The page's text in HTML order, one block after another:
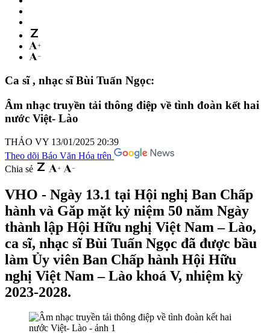
Ca sĩ , nhạc sĩ Bùi Tuấn Ngọc:
Âm nhạc truyền tải thông điệp về tình đoàn kết hai
nước Việt- Lào
THẢO VY 13/01/2025 20:39
Theo dõi Báo Văn Hóa trên
Chia sẻ
VHO - Ngày 13.1 tại Hội nghị Ban Chấp
hành và Găp mặt kỷ niệm 50 năm Ngày
thành lập Hội Hữu nghị Việt Nam – Lào,
ca sĩ, nhạc sĩ Bùi Tuấn Ngọc đã được bầu
làm Ủy viên Ban Chấp hành Hội Hữu
nghị Việt Nam – Lào khoá V, nhiệm kỳ
2023-2028.